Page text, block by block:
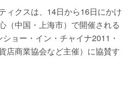
ィクスは、14日から16日にかけ
（中国・上海市）で開催される
ショー・イン・チャイナ2011・
店商業協会など主催）に協賛す